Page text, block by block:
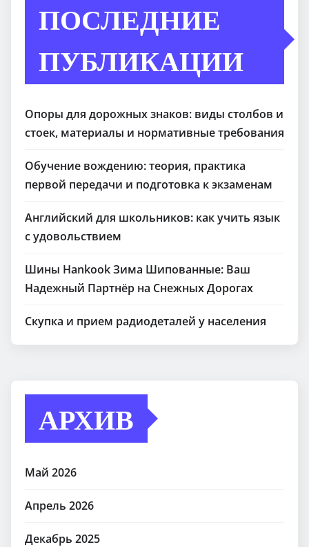
ПОСЛЕДНИЕ
ПУБЛИКАЦИИ
Опоры для дорожных знаков: виды столбов и
стоек, материалы и нормативные требования
Обучение вождению: теория, практика
первой передачи и подготовка к экзаменам
Английский для школьников: как учить язык
с удовольствием
Шины Hankook Зима Шипованные: Ваш
Надежный Партнёр на Снежных Дорогах
Скупка и прием радиодеталей у населения
АРХИВ
Май 2026
Апрель 2026
Декабрь 2025